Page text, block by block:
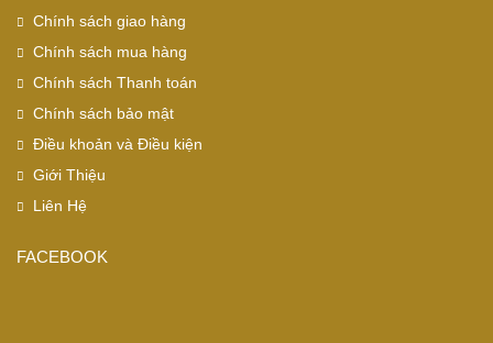
Chính sách giao hàng
Chính sách mua hàng
Chính sách Thanh toán
Chính sách bảo mật
Điều khoản và Điều kiện
Giới Thiệu
Liên Hệ
FACEBOOK